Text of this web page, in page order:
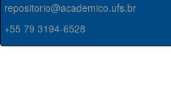
repositorio@academico.ufs.br
+55 79 3194-6528